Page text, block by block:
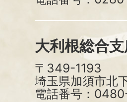
大利根総合
〒349-1193
埼玉県加須市北
電話番号：